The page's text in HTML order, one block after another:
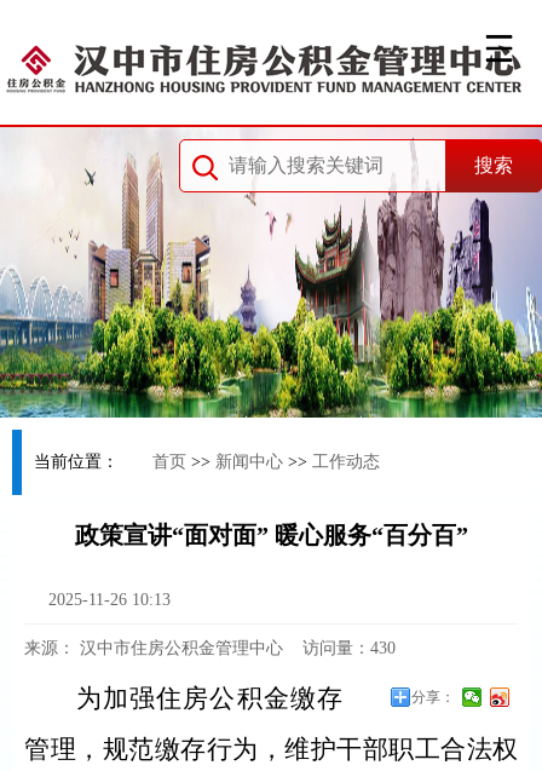
当前位置： 首页 >> 新闻中心 >> 工作动态
政策宣讲“面对面” 暖心服务“百分百”
2025-11-26 10:13
来源： 汉中市住房公积金管理中心 访问量： 430
分享：
为加强住房公积金缴存
管理，规范缴存行为，维护干部职工合法权